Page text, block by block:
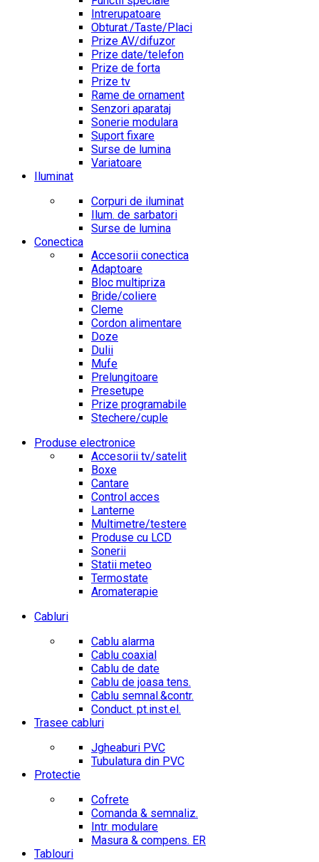
Intrerupatoare
Obturat./Taste/Placi
Prize AV/difuzor
Prize date/telefon
Prize de forta
Prize tv
Rame de ornament
Senzori aparataj
Sonerie modulara
Suport fixare
Surse de lumina
Variatoare
Iluminat
Corpuri de iluminat
Ilum. de sarbatori
Surse de lumina
Conectica
Accesorii conectica
Adaptoare
Bloc multipriza
Bride/coliere
Cleme
Cordon alimentare
Doze
Dulii
Mufe
Prelungitoare
Presetupe
Prize programabile
Stechere/cuple
Produse electronice
Accesorii tv/satelit
Boxe
Cantare
Control acces
Lanterne
Multimetre/testere
Produse cu LCD
Sonerii
Statii meteo
Termostate
Aromaterapie
Cabluri
Cablu alarma
Cablu coaxial
Cablu de date
Cablu de joasa tens.
Cablu semnal.&contr.
Conduct. pt.inst.el.
Trasee cabluri
Jgheaburi PVC
Tubulatura din PVC
Protectie
Cofrete
Comanda & semnaliz.
Intr. modulare
Masura & compens. ER
Tablouri